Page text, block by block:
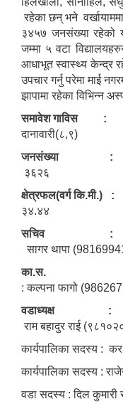
रहेका छन् भने
३४५७ जनसंख्या रहेको
जम्मा ५ वटा
आधाभूत स्वास्थ्य केन्द्र
उपचार गर्नु परेमा माई
झापामा रहेका विभिन्न
समावेश गाविस :
दानावारी(८,९)
जनसंख्या :
३६२६
क्षेत्रफल(वर्ग कि.मी.) :
३४.४४
सचिव :
सागर थापा
का.स.
: कल्पना फागो
वडाध्यक्ष :
राम बहादुर राई
कार्यपालिका सदस्य :
कार्यपालिका सदस्य :
वडा सदस्य : दिल